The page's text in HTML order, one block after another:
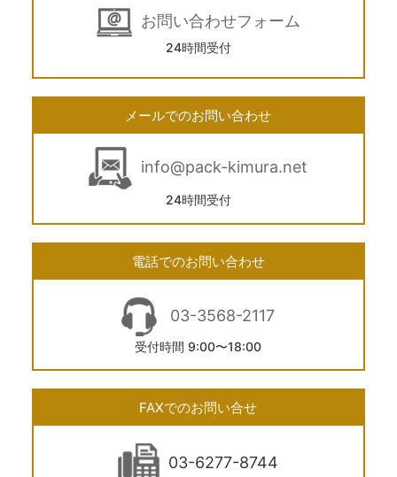
お問い合わせフォーム
24時間受付
メールでのお問い合わせ
info@pack-kimura.net
24時間受付
電話でのお問い合わせ
03-3568-2117
受付時間 9:00〜18:00
FAXでのお問い合せ
03-6277-8744